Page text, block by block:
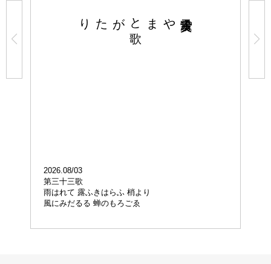
やまと
歌
がたり
2026.08/03
第三十三歌
雨はれて 露ふきはらふ 梢より
風にみだるる 蝉のもろごゑ